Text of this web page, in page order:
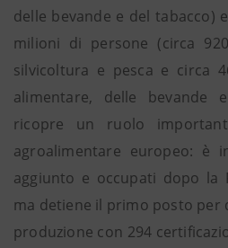
delle bevande e del tabacco)
milioni di persone (circa
silvicoltura e pesca e circa
alimentare, delle bevande
ricopre un ruolo
agroalimentare europeo: è
aggiunto e occupati dopo la
ma detiene il primo posto per
produzione con 294